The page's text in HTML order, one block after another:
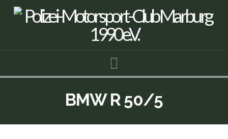
BMW R 50/5